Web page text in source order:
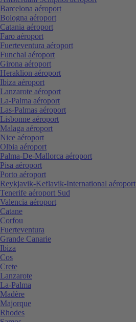
Barcelona aéroport
Bologna aéroport
Catania aéroport
Faro aéroport
Fuerteventura aéroport
Funchal aéroport
Girona aéroport
Heraklion aéroport
Ibiza aéroport
Lanzarote aéroport
La-Palma aéroport
Las-Palmas aéroport
Lisbonne aéroport
Malaga aéroport
Nice aéroport
Olbia aéroport
Palma-De-Mallorca aéroport
Pisa aéroport
Porto aéroport
Reykjavik-Keflavik-International aéroport
Tenerife aéroport Sud
Valencia aéroport
Catane
Corfou
Fuerteventura
Grande Canarie
Ibiza
Cos
Crete
Lanzarote
La-Palma
Madère
Majorque
Rhodes